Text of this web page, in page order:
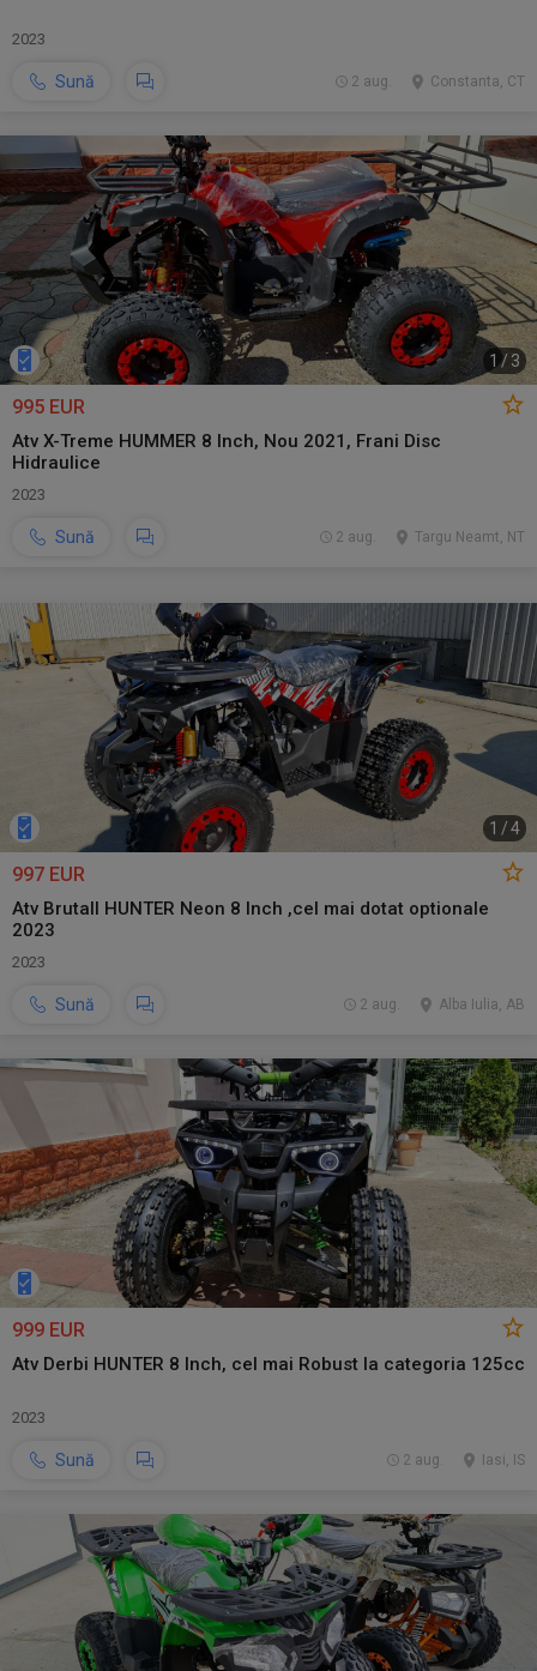
2023
Sună Constanta, CT
2 aug.
1 / 3
995 EUR
Atv X-Treme HUMMER 8 Inch, Nou 2021, Frani Disc
Hidraulice
2023
Sună Targu Neamt, NT
2 aug.
1 /4
997 EUR
Atv Brutall HUNTER Neon 8 Inch ,cel mai dotat optionale
2023
2023
Sună Alba Iulia, AB
2 aug.
999 EUR
Atv Derbi HUNTER 8 Inch, cel mai Robust la categoria 125cc
2023
Sună Iasi, IS
2 aug.